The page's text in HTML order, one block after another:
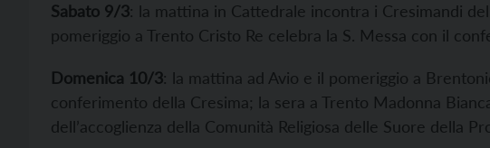
Sabato 9/3: la mattina in Cattedrale incontra i Cresimandi
pomeriggio a Trento Cristo Re celebra la S. Messa con il
Domenica 10/3: la mattina ad Avio e il pomeriggio a
conferimento della Cresima; la sera a Trento Madonna
dell’accoglienza della Comunità Religiosa delle Suore della